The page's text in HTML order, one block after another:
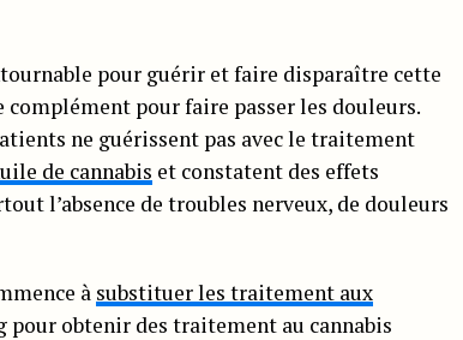
pour guérir et faire disparaître cette
complément pour faire passer les douleurs.
ne guérissent pas avec le traitement
de cannabis et constatent des effets
l’absence de troubles nerveux, de douleurs
à substituer les traitement aux
pour obtenir des traitement au cannabis